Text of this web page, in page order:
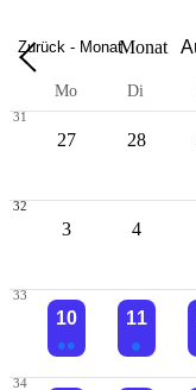
Zurück - MonatMonat
Mo Di
31
27 28
32
3 4
33
10
2 Veranstaltungen
11
Einzelne
34